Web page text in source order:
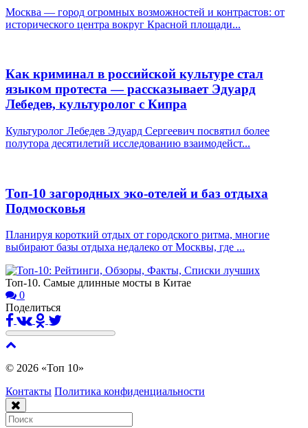
Москва — город огромных возможностей и контрастов: от
исторического центра вокруг Красной площади...
Как криминал в российской культуре стал
языком протеста — рассказывает Эдуард
Лебедев, культуролог с Кипра
Культуролог Лебедев Эдуард Сергеевич посвятил более
полутора десятилетий исследованию взаимодейст...
Топ-10 загородных эко-отелей и баз отдыха
Подмосковья
Планируя короткий отдых от городского ритма, многие
выбирают базы отдыха недалеко от Москвы, где ...
Топ-10. Самые длинные мосты в Китае
0
Поделиться
© 2026 «Топ 10»
Контакты Политика конфиденциальности